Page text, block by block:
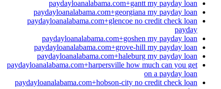
paydayloanalabama.com+gantt my payday loan
paydayloanalabama.com+georgiana my payday loan
paydayloanalabama.com+glencoe no credit check loan
payday
paydayloanalabama.com+goshen my payday loan
paydayloanalabama.com+grove-hill my payday loan
paydayloanalabama.com+haleburg my payday loan
paydayloanalabama.com+harpersville how much can you get
on a payday loan
paydayloanalabama.com+hobson-city no credit check loan